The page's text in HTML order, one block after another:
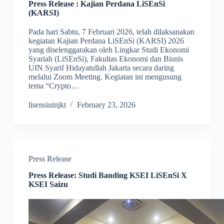
Press Release : Kajian Perdana LiSEnSi
(KARSI)
Pada hari Sabtu, 7 Februari 2026, telah dilaksanakan
kegiatan Kajian Perdana LiSEnSi (KARSI) 2026
yang diselenggarakan oleh Lingkar Studi Ekonomi
Syariah (LiSEnSi), Fakultas Ekonomi dan Bisnis
UIN Syarif Hidayatullah Jakarta secara daring
melalui Zoom Meeting. Kegiatan ini mengusung
tema “Crypto…
lisensiuinjkt February 23, 2026
Press Release
Press Release: Studi Banding KSEI LiSEnSi X
KSEI Saizu